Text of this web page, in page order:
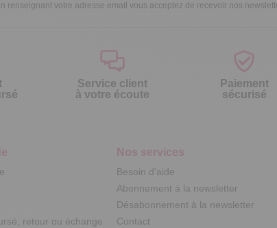
renseignant votre adresse email vous acceptez de recevoir nos
Service client
à votre écoute
Paiement
sécurisé
retour ou échange
Nos services
Besoin d'aide
Abonnement à la newsletter
Désabonnement à la newsletter
Contact